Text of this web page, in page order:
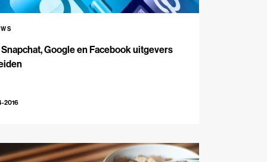
Google en Facebook uitgevers
2016